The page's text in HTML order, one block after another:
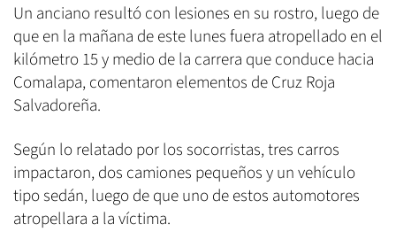
Un anciano resultó con lesiones en su rostro, luego de
que en la mañana de este lunes fuera atropellado en el
kilómetro 15 y medio de la carrera que conduce hacia
Comalapa, comentaron elementos de Cruz Roja
Salvadoreña.
Según lo relatado por los socorristas, tres carros
impactaron, dos camiones pequeños y un vehículo
tipo sedán, luego de que uno de estos automotores
atropellara a la víctima.